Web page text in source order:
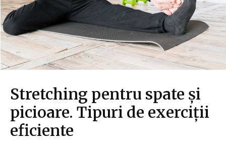
Stretching pentru spate și
picioare. Tipuri de exerciții
eficiente